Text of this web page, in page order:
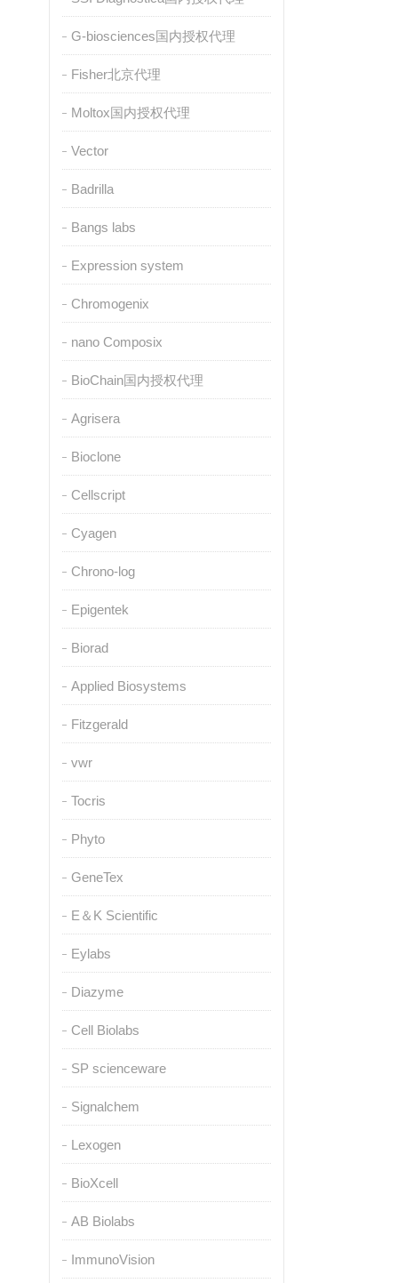
G-biosciences国内授权代理
Fisher北京代理
Moltox国内授权代理
Vector
Badrilla
Bangs labs
Expression system
Chromogenix
nano Composix
BioChain国内授权代理
Agrisera
Bioclone
Cellscript
Cyagen
Chrono-log
Epigentek
Biorad
Applied Biosystems
Fitzgerald
vwr
Tocris
Phyto
GeneTex
E＆K Scientific
Eylabs
Diazyme
Cell Biolabs
SP scienceware
Signalchem
Lexogen
BioXcell
AB Biolabs
ImmunoVision